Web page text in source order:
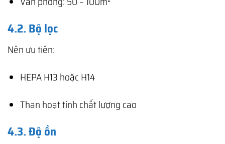
4.2. Bộ lọc
Nên ưu tiên:
HEPA H13 hoặc H14
Than hoạt tính chất lượng cao
4.3. Độ ồn